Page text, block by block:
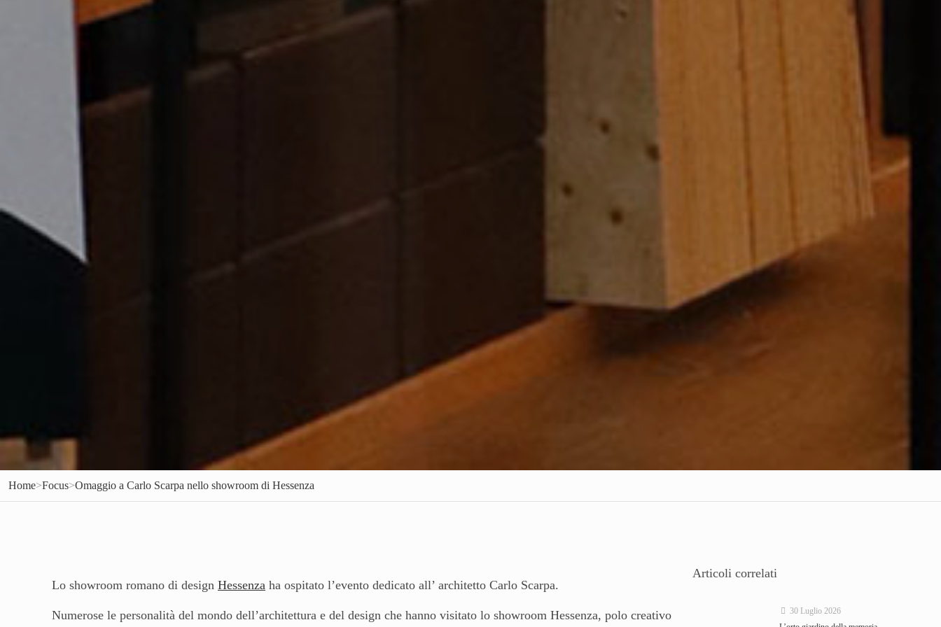
Home>Focus>Omaggio a Carlo Scarpa nello showroom di Hessenza
Lo showroom romano di design Hessenza ha ospitato l’evento dedicato all’ architetto Carlo Scarpa.
Numerose le personalità del mondo dell’architettura e del design che hanno visitato lo showroom Hessenza, polo creativo
Articoli correlati
30 Luglio 2026